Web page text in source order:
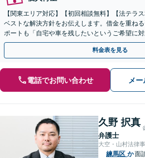
【関東エリア対応】【初回相談無料】【法テラ
ベストな解決方針をお伝えします。借金を重ね
ポートも「自宅や車を残したいというご希望に
業さまのご相談お受けします」
料金表を見る
電話でお問い合わせ メ
久野 択真
弁護士
大空・山村法律
練馬区 か面